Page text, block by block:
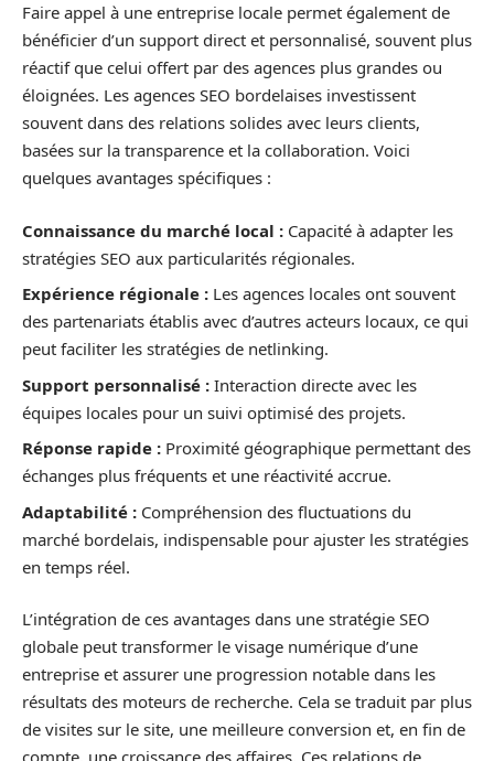
Faire appel à une entreprise locale permet également de
bénéficier d’un support direct et personnalisé, souvent plus
réactif que celui offert par des agences plus grandes ou
éloignées. Les agences SEO bordelaises investissent
souvent dans des relations solides avec leurs clients,
basées sur la transparence et la collaboration. Voici
quelques avantages spécifiques :
Connaissance du marché local : Capacité à adapter les
stratégies SEO aux particularités régionales.
Expérience régionale : Les agences locales ont souvent
des partenariats établis avec d’autres acteurs locaux, ce qui
peut faciliter les stratégies de netlinking.
Support personnalisé : Interaction directe avec les
équipes locales pour un suivi optimisé des projets.
Réponse rapide : Proximité géographique permettant des
échanges plus fréquents et une réactivité accrue.
Adaptabilité : Compréhension des fluctuations du
marché bordelais, indispensable pour ajuster les stratégies
en temps réel.
L’intégration de ces avantages dans une stratégie SEO
globale peut transformer le visage numérique d’une
entreprise et assurer une progression notable dans les
résultats des moteurs de recherche. Cela se traduit par plus
de visites sur le site, une meilleure conversion et, en fin de